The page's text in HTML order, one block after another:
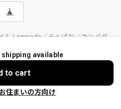
ル Lampada／らんぱだ／ランパダ
shipping available
to cart
住まいの方向け